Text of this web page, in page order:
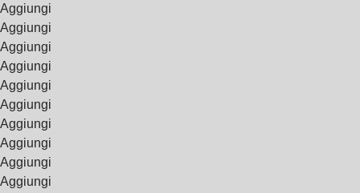
Aggiungi
Aggiungi
Aggiungi
Aggiungi
Aggiungi
Aggiungi
Aggiungi
Aggiungi
Aggiungi
Aggiungi